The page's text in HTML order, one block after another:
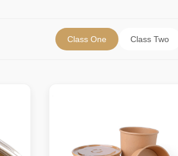
Class One Class Two